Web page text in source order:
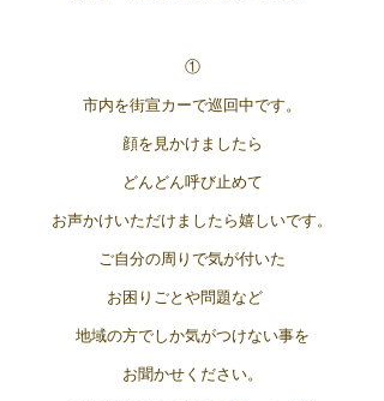
①
市内を街宣カーで巡回中です。
顔を見かけましたら
どんどん呼び止めて
お声かけいただけましたら嬉しいです。
ご自分の周りで気が付いた
お困りごとや問題など
地域の方でしか気がつけない事を
お聞かせください。